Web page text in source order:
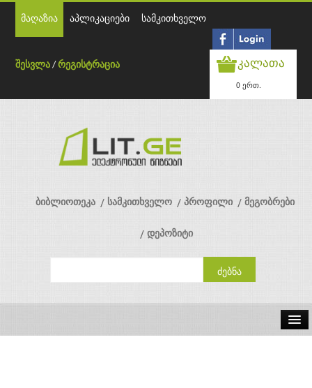
მაღაზია აპლიკაციები სამკითხველო
შესვლა /რეგისტრაცია კალათა
0 ერთ.
ბიბლიოთეკა სამკითხველო პროფილი მეგობრები
დეპოზიტი